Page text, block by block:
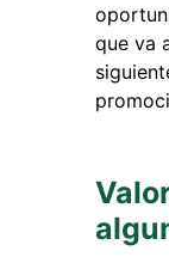
que va